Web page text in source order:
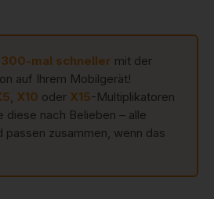
300-mal schneller mit der
auf Ihrem Mobilgerät!
X10 oder X15-Multiplikatoren
diese nach Belieben – alle
passen zusammen, wenn das